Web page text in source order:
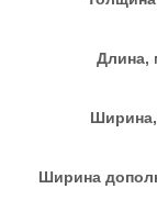
Длина,
Ширина